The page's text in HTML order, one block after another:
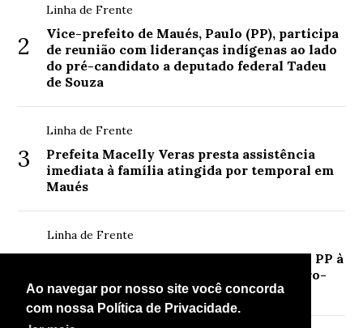
Ao navegar por nosso site você concorda
com nossa Política de Privacidade.
2
Linha de Frente
Vice-prefeito de Maués, Paulo (PP), participa
de reunião com lideranças indígenas ao lado
do pré-candidato a deputado federal Tadeu
de Souza
3
Linha de Frente
Prefeita Macelly Veras presta assistência
imediata à família atingida por temporal em
Maués
4
Linha de Frente
Recepção calorosa marca visita de Paulo PP à
comunidade Santa Luzia, no Lago do Furo-
Polo VIII